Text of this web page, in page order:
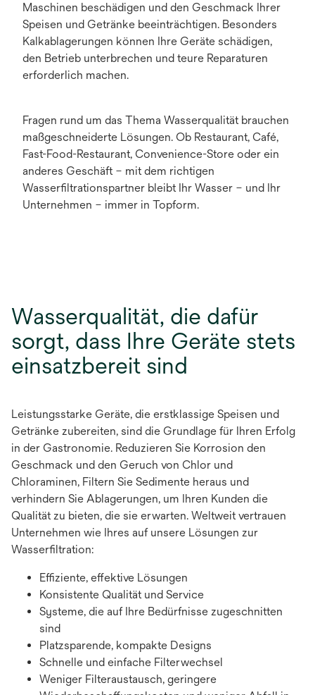
Maschinen beschädigen und den Geschmack Ihrer
Speisen und Getränke beeinträchtigen. Besonders
Kalkablagerungen können Ihre Geräte schädigen,
den Betrieb unterbrechen und teure Reparaturen
erforderlich machen.
Fragen rund um das Thema Wasserqualität brauchen
maßgeschneiderte Lösungen. Ob Restaurant, Café,
Fast-Food-Restaurant, Convenience-Store oder ein
anderes Geschäft – mit dem richtigen
Wasserfiltrationspartner bleibt Ihr Wasser – und Ihr
Unternehmen – immer in Topform.
Wasserqualität, die dafür
sorgt, dass Ihre Geräte stets
einsatzbereit sind
Leistungsstarke Geräte, die erstklassige Speisen und
Getränke zubereiten, sind die Grundlage für Ihren Erfolg
in der Gastronomie. Reduzieren Sie Korrosion den
Geschmack und den Geruch von Chlor und
Chloraminen, Filtern Sie Sedimente heraus und
verhindern Sie Ablagerungen, um Ihren Kunden die
Qualität zu bieten, die sie erwarten. Weltweit vertrauen
Unternehmen wie Ihres auf unsere Lösungen zur
Wasserfiltration:
Effiziente, effektive Lösungen
Konsistente Qualität und Service
Systeme, die auf Ihre Bedürfnisse zugeschnitten
sind
Platzsparende, kompakte Designs
Schnelle und einfache Filterwechsel
Weniger Filteraustausch, geringere